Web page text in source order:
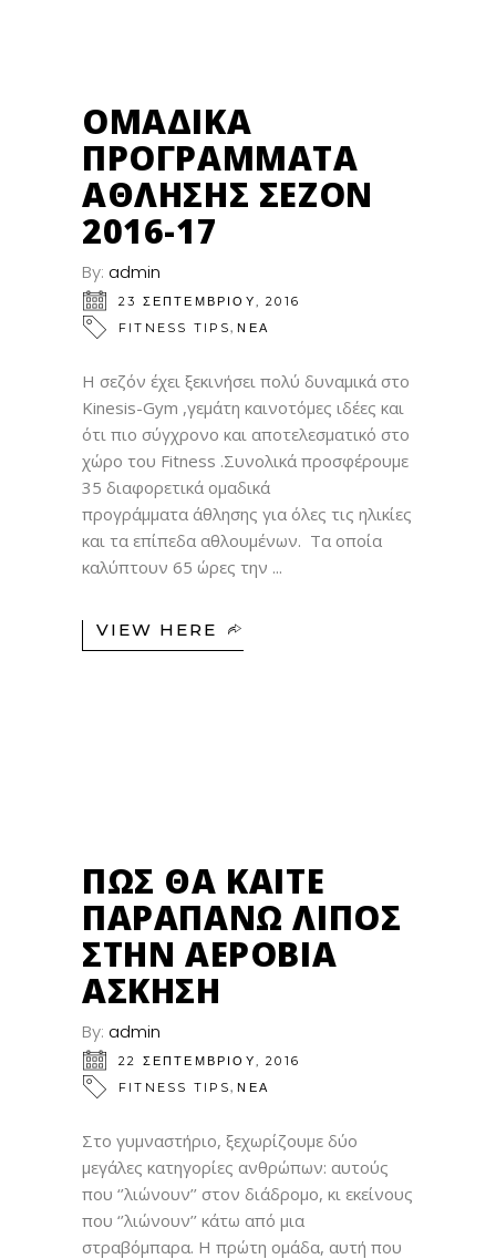
ΟΜΑΔΙΚΆ
ΠΡΟΓΡΆΜΜΑΤΑ
ΆΘΛΗΣΗΣ ΣΕΖΌΝ
2016-17
By: admin
23 ΣΕΠΤΕΜΒΡΊΟΥ, 2016
FITNESS TIPS,ΝΕΑ
Η σεζόν έχει ξεκινήσει πολύ δυναμικά στο
Kinesis-Gym ,γεμάτη καινοτόμες ιδέες και
ότι πιο σύγχρονο και αποτελεσματικό στο
χώρο του Fitness .Συνολικά προσφέρουμε
35 διαφορετικά ομαδικά
προγράμματα άθλησης για όλες τις ηλικίες
και τα επίπεδα αθλουμένων. Tα οποία
καλύπτουν 65 ώρες την
VIEW HERE
ΠΏΣ ΘΑ ΚΑΊΤΕ
ΠΑΡΑΠΆΝΩ ΛΊΠΟΣ
ΣΤΗΝ ΑΕΡΌΒΙΑ
ΆΣΚΗΣΗ
By: admin
22 ΣΕΠΤΕΜΒΡΊΟΥ, 2016
FITNESS TIPS,ΝΕΑ
Στο γυμναστήριο, ξεχωρίζουμε δύο
μεγάλες κατηγορίες ανθρώπων: αυτούς
που ‘’λιώνουν’’ στον διάδρομο, κι εκείνους
που ‘’λιώνουν’’ κάτω από μια
στραβόμπαρα. Η πρώτη ομάδα, αυτή που